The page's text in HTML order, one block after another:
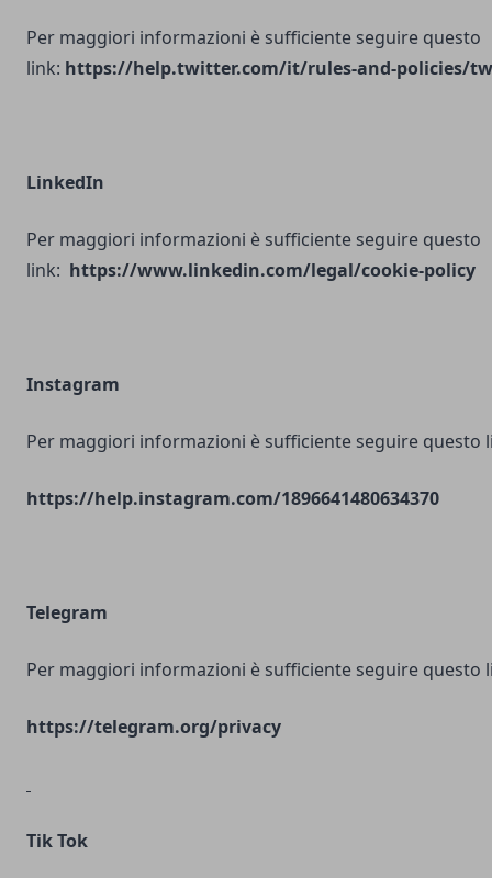
Per maggiori informazioni è sufficiente seguire questo
link: https://help.twitter.com/it/rules-and-policies/
LinkedIn
Per maggiori informazioni è sufficiente seguire questo
link: https://www.linkedin.com/legal/cookie-policy
Instagram
Per maggiori informazioni è sufficiente seguire questo
https://help.instagram.com/1896641480634370
Telegram
Per maggiori informazioni è sufficiente seguire questo
https://telegram.org/privacy
Tik Tok